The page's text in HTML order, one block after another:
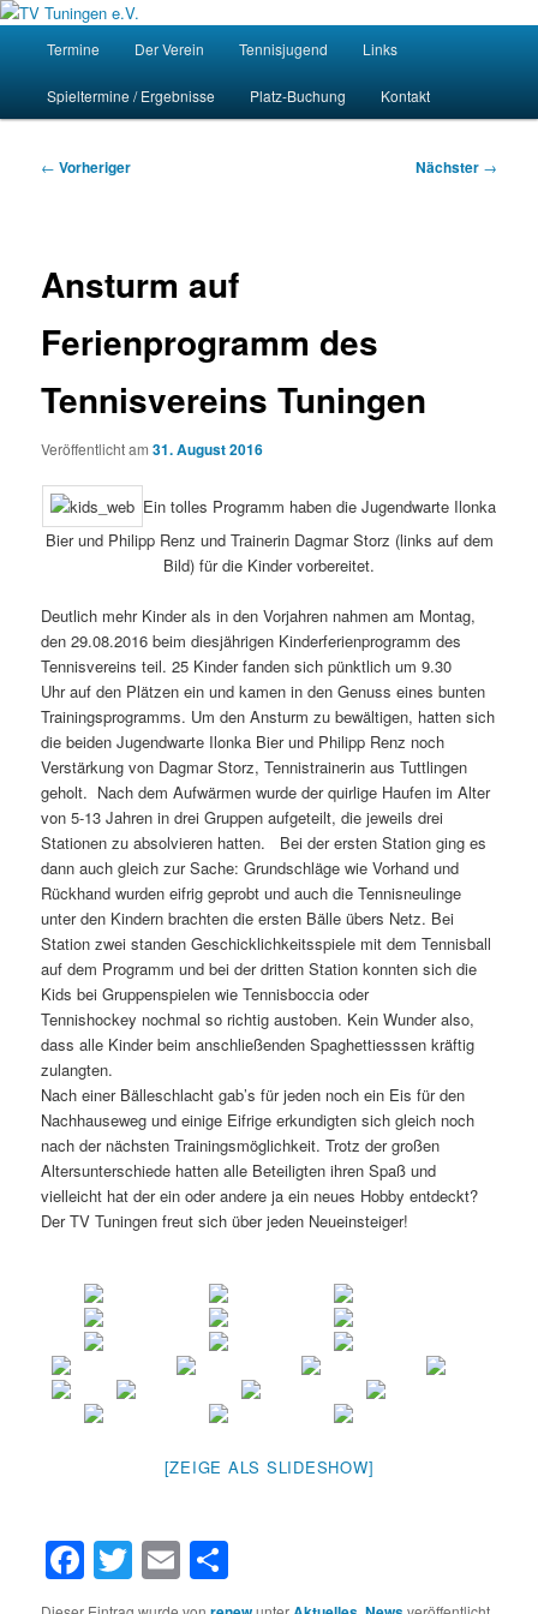
Zum
springenTV Tuningen e.V.
Homepage des Tennisvereins Tuningen e.V.
Termine Der Verein Tennisjugend Links
Spieltermine / Ergebnisse Platz-Buchung Kontakt
Beitragsnavigation
← Vorheriger Nächster →
Ansturm auf
Ferienprogramm des
Tennisvereins Tuningen
Veröffentlicht am31. August 2016
Ein tolles Programm haben die Jugendwarte Ilonka
Bier und Philipp Renz und Trainerin Dagmar Storz (links auf dem
Bild) für die Kinder vorbereitet.
Deutlich mehr Kinder als in den Vorjahren nahmen am Montag,
den 29.08.2016 beim diesjährigen Kinderferienprogramm des
Tennisvereins teil. 25 Kinder fanden sich pünktlich um 9.30
Uhr auf den Plätzen ein und kamen in den Genuss eines bunten
Trainingsprogramms. Um den Ansturm zu bewältigen, hatten sich
die beiden Jugendwarte Ilonka Bier und Philipp Renz noch
Verstärkung von Dagmar Storz, Tennistrainerin aus Tuttlingen
geholt. Nach dem Aufwärmen wurde der quirlige Haufen im Alter
von 5-13 Jahren in drei Gruppen aufgeteilt, die jeweils drei
Stationen zu absolvieren hatten. Bei der ersten Station ging es
dann auch gleich zur Sache: Grundschläge wie Vorhand und
Rückhand wurden eifrig geprobt und auch die Tennisneulinge
unter den Kindern brachten die ersten Bälle übers Netz. Bei
Station zwei standen Geschicklichkeitsspiele mit dem Tennisball
auf dem Programm und bei der dritten Station konnten sich die
Kids bei Gruppenspielen wie Tennisboccia oder
Tennishockey nochmal so richtig austoben. Kein Wunder also,
dass alle Kinder beim anschließenden Spaghettiesssen kräftig
zulangten.
Nach einer Bälleschlacht gab’s für jeden noch ein Eis für den
Nachhauseweg und einige Eifrige erkundigten sich gleich noch
nach der nächsten Trainingsmöglichkeit. Trotz der großen
Altersunterschiede hatten alle Beteiligten ihren Spaß und
vielleicht hat der ein oder andere ja ein neues Hobby entdeckt?
Der TV Tuningen freut sich über jeden Neueinsteiger!
[ZEIGE ALS SLIDESHOW]
Facebook
Twitter
Email